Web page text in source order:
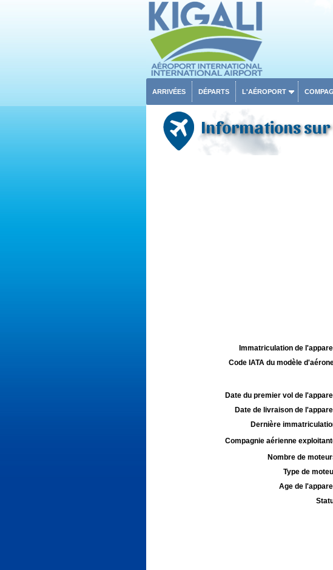
ARRIVÉES DÉPARTS L'AÉROPORT
Informations sur
Immatriculation de
Code IATA du modèle
Date du premier vol de
Date de livraison de
Dernière
Compagnie aérienne
Nombre de
Type de
Age de